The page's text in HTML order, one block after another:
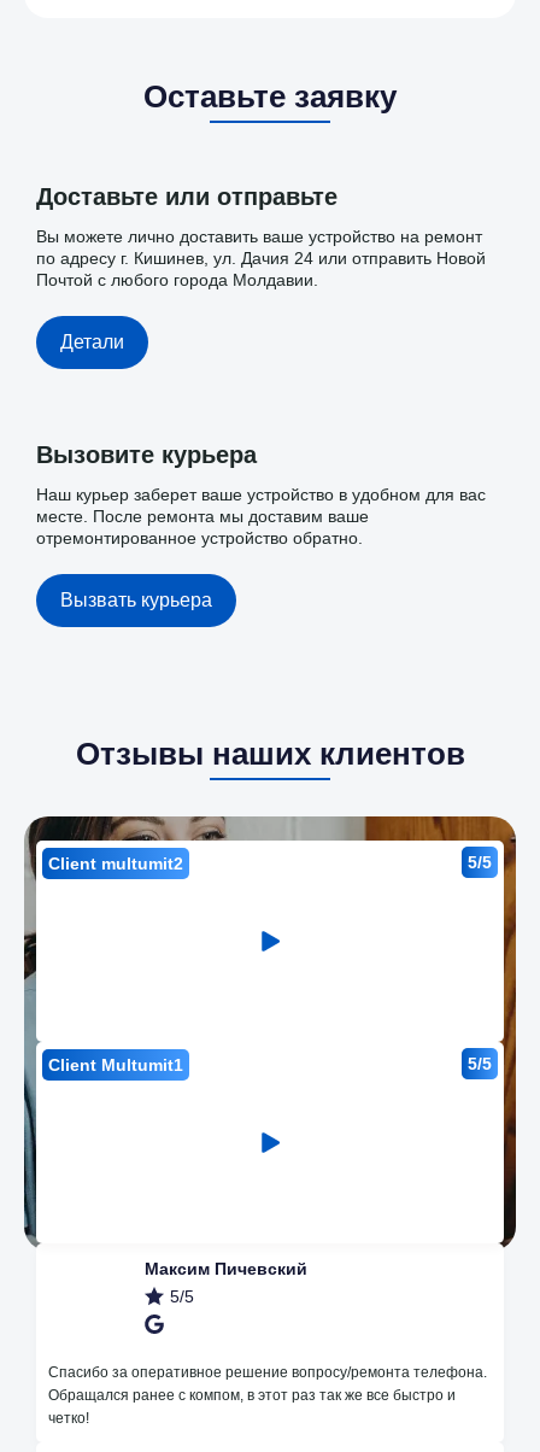
Оставьте заявку
Доставьте или отправьте
Вы можете лично доставить ваше устройство на ремонт
по адресу г. Кишинев, ул. Дачия 24 или отправить Новой
Почтой с любого города Молдавии.
Детали
Вызовите курьера
Наш курьер заберет ваше устройство в удобном для вас
месте. После ремонта мы доставим ваше
отремонтированное устройство обратно.
Вызвать курьера
Отзывы наших клиентов
Client multumit2 5/5
Client Multumit1 5/5
Максим Пичевский
5/5
Спасибо за оперативное решение вопросу/ремонта телефона.
Обращался ранее с компом, в этот раз так же все быстро и
четко!
Наши преимущества